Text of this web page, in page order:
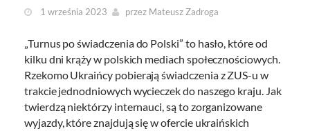
1 września 2023 przez Mateusz Zadroga
„Turnus po świadczenia do Polski” to hasło, które od
kilku dni krąży w polskich mediach społecznościowych.
Rzekomo Ukraińcy pobierają świadczenia z ZUS-u w
trakcie jednodniowych wycieczek do naszego kraju. Jak
twierdzą niektórzy internauci, są to zorganizowane
wyjazdy, które znajdują się w ofercie ukraińskich